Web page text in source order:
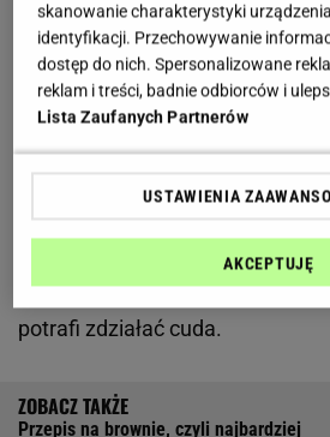
Idealna pizza powinna mieć
pomidorowy, wyrazisty sos i
składniki. Choć w domowych
jesteśmy w stanie osiągnąć tak
efektów, jak we włoskiej
sztuczkom, znacznie zbliżymy
smaku. Pomocny będzie
pieczeniem
nie masz go w domu - nie
potrafi zdziałać cuda.
Przepis na brownie, czyli najbardziej
skanowanie charakterystyki
identyfikacji. Przechowywanie
dostęp do nich. Spersonalizowane
reklam i treści, badnie odbiorców i
Lista Zaufanych Partnerów
USTAWIENIA
AKCEPTUJĘ